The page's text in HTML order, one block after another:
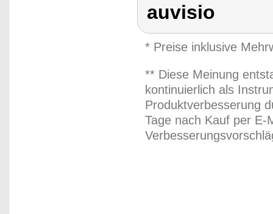
auvisio
* Preise inklusive
** Diese Meinung
kontinuierlich als
Produktverbesserung
Tage nach Kauf per E-